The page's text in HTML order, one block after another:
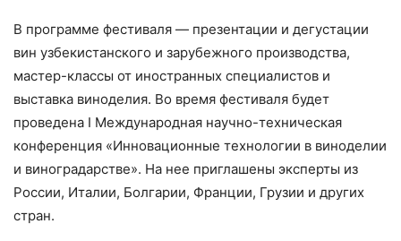
В программе фестиваля — презентации и дегустации
вин узбекистанского и зарубежного производства,
мастер-классы от иностранных специалистов и
выставка виноделия. Во время фестиваля будет
проведена I Международная научно-техническая
конференция «Инновационные технологии в виноделии
и виноградарстве». На нее приглашены эксперты из
России, Италии, Болгарии, Франции, Грузии и других
стран.